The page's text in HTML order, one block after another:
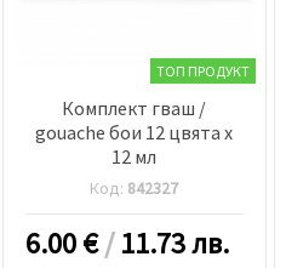
ТОП ПРОДУКТ
Комплект гваш /
gouache бои 12 цвята x
12 мл
Код: 842327
6.00€/11.73 лв.